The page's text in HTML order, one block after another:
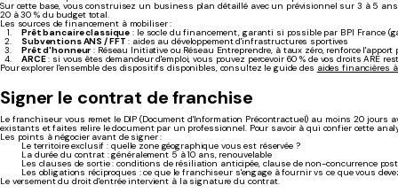
Sur cette base, vous construisez un business plan détaillé avec un prévisionnel sur 3 à 5
20 à 30 % du budget total.
Les sources de financement à mobiliser :
Prêt bancaire classique : le socle du financement, garanti si possible par BPI France
Subventions ANS / FFT : aides au développement d'infrastructures sportives
Prêt d'honneur : Réseau Initiative ou Réseau Entreprendre, à taux zéro, renforce l'apport
ARCE: si vous êtes demandeur d'emploi, vous pouvez percevoir 60 % de vos droits ARE
Pour explorer l'ensemble des dispositifs disponibles, consultez le guide des aides financières
Signer le contrat de franchise
Le franchiseur vous remet le DIP (Document d'Information Précontractuel) au moins 20
existants et faites relire le document par un professionnel. Pour savoir à qui confier cette
Les points à négocier avant de signer :
Le territoire exclusif : quelle zone géographique vous est réservée ?
La durée du contrat : généralement 5 à 10 ans, renouvelable
Les clauses de sortie : conditions de résiliation anticipée, clause de non-concurrence
Les obligations réciproques : ce que le franchiseur s'engage à fournir vs ce que vous
Le versement du droit d'entrée intervient à la signature du contrat.